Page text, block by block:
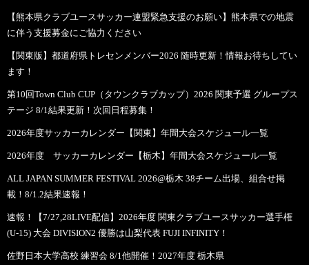
【熊本県クラブユースサッカー連盟緊急支援のお願い】熊本県での地震
に伴う支援募金にご協力ください
【関東版】都道府県トレセンメンバー2026 随時更新！情報お待ちしてい
ます！
第10回Town Club CUP（タウンクラブカップ）2026 関東予選 グループス
テージ 8/1結果更新！次回日程募集！
2026年度サッカーカレンダー【関東】年間大会スケジュール一覧
2026年度 サッカーカレンダー【栃木】年間大会スケジュール一覧
ALL JAPAN SUMMER FESTIVAL 2026@栃木 38チーム出場、組合せ掲
載！8/1.2結果速報！
速報！【7/27,28LIVE配信】2026年度 関東クラブユースサッカー選手権
(U-15) 大会 DIVISION2 優勝は山梨代表 FUJI INFINITY！
佐野日本大学高校 練習会 8/1他開催！2027年度 栃木県